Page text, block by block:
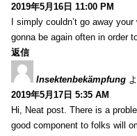
2019年5月16日 11:00 PM
I simply couldn’t go away
gonna be again often in order
返信
Insektenbekämpfung
2019年5月17日 5:35 AM
Hi, Neat post. There is a
good component to folks will